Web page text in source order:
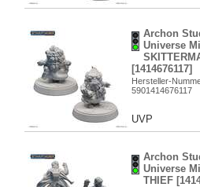
Archon
Universe
[1414676117]
Hersteller-
5901414676117
UVP
Archon
Universe
THIEF